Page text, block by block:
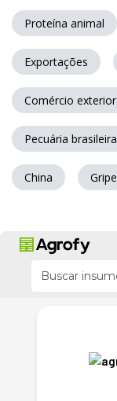
Proteína animal
Exportações
Comércio exterior
Pecuária brasileira
China